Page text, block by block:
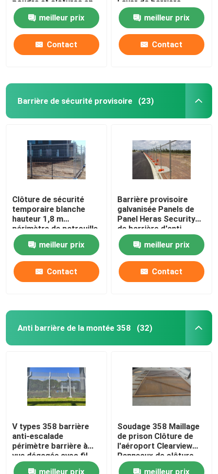
treillis soudés
meilleur prix
Contact
meilleur prix
Contact
Barrière de sécurité provisoire (23)
Clôture de sécurité
temporaire blanche
hauteur 1,8 m
périmètre de patrouille
clôture temporaire
meilleur prix
Contact
Barrière provisoire
galvanisée Panels de
Panel Heras Security
de barrière d'anti
montée de 2.4m x de
2.1m
meilleur prix
Contact
Anti barrière de la montée 358 (32)
V types 358 barrière
anti-escalade
périmètre barrière à
vue dégagée avec fil
barbelé au sommet
meilleur prix
Soudage 358 Maillage
de prison Clôture de
l'aéroport Clearview
Panneaux de clôture
meilleur prix